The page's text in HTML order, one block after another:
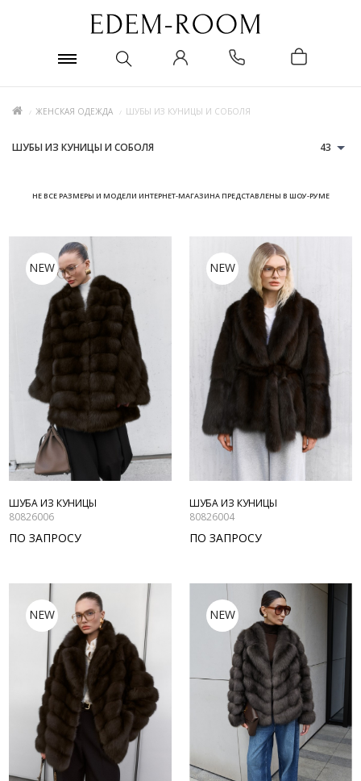
ЖЕНСКАЯ ОДЕЖДА ШУБЫ ИЗ КУНИЦЫ И СОБОЛЯ
ШУБЫ ИЗ КУНИЦЫ И СОБОЛЯ
НЕ ВСЕ РАЗМЕРЫ И МОДЕЛИ ИНТЕРНЕТ-МАГАЗИНА ПРЕДСТАВЛЕНЫ В ШОУ-РУМЕ
43
NEW
ШУБА ИЗ КУНИЦЫ
80826006
ПО ЗАПРОСУ
NEW
ШУБА ИЗ КУНИЦЫ
80826004
ПО ЗАПРОСУ
NEW NEW